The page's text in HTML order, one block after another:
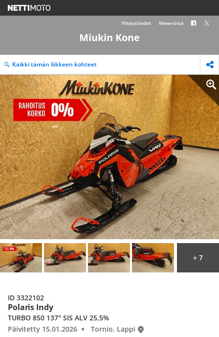
Miukin Kone
Yhteystiedot Www-sivut
Kaikki tämän liikkeen kohteet
Polaris Indy
TURBO 850 137" SIS ALV 25,5%
Päivitetty 15.01.2026
Tornio, Lappi
ID 3322102
+ 7